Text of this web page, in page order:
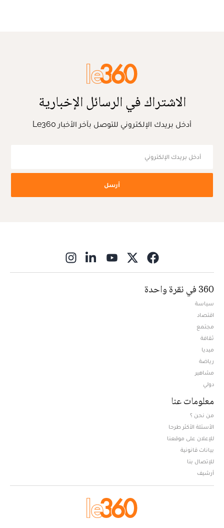
الاشتراك في الرسائل الإخبارية
أدخل بريدك الإلكتروني للتوصل بآخر الأخبار Le360
أرسل
360 في نقرة واحدة
سياسة
اقتصاد
مجتمع
ثقافة
ميديا
رياضة
مشاهير
دولي
معلومات عنا
من نحن ؟
الأسئلة الأكثر طرحا
للإعلان على موقعنا
بيانات قانونية
للإتصال بنا
أرشيف